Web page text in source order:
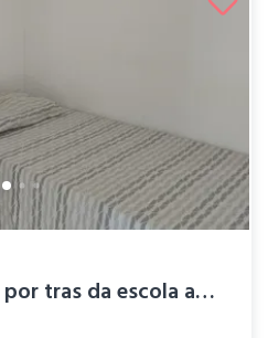
Quarto Boa Viagem por tras da escola ame...